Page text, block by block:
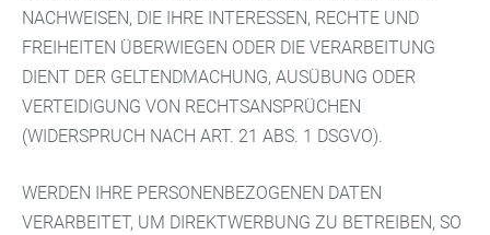
NACHWEISEN, DIE IHRE INTERESSEN, RECHTE UND
FREIHEITEN ÜBERWIEGEN ODER DIE VERARBEITUNG
DIENT DER GELTENDMACHUNG, AUSÜBUNG ODER
VERTEIDIGUNG VON RECHTSANSPRÜCHEN
(WIDERSPRUCH NACH ART. 21 ABS. 1 DSGVO).
WERDEN IHRE PERSONENBEZOGENEN DATEN
VERARBEITET, UM DIREKTWERBUNG ZU BETREIBEN, SO